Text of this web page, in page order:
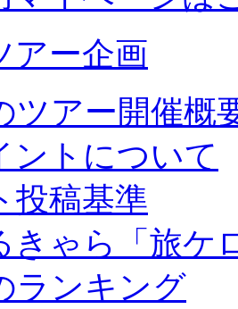
アー企画
ツアー開催概
ントについて
投稿基準
きゃら「旅ケ
ランキング